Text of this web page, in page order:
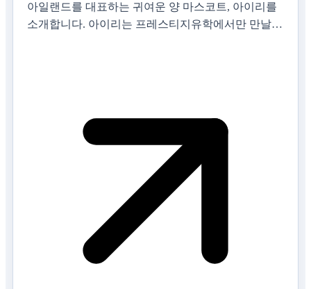
아일랜드를 대표하는 귀여운 양 마스코트, 아이리를
소개합니다. 아이리는 프레스티지유학에서만 만날